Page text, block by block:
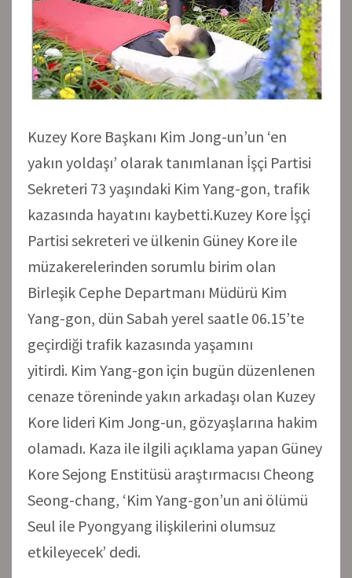
Kuzey Kore Başkanı Kim Jong-un’un ‘en
yakın yoldaşı’ olarak tanımlanan İşçi Partisi
Sekreteri 73 yaşındaki Kim Yang-gon, trafik
kazasında hayatını kaybetti.Kuzey Kore İşçi
Partisi sekreteri ve ülkenin Güney Kore ile
müzakerelerinden sorumlu birim olan
Birleşik Cephe Departmanı Müdürü Kim
Yang-gon, dün Sabah yerel saatle 06.15’te
geçirdiği trafik kazasında yaşamını
yitirdi. Kim Yang-gon için bugün düzenlenen
cenaze töreninde yakın arkadaşı olan Kuzey
Kore lideri Kim Jong-un, gözyaşlarına hakim
olamadı. Kaza ile ilgili açıklama yapan Güney
Kore Sejong Enstitüsü araştırmacısı Cheong
Seong-chang, ‘Kim Yang-gon’un ani ölümü
Seul ile Pyongyang ilişkilerini olumsuz
etkileyecek’ dedi.